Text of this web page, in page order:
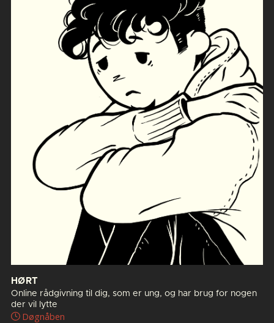
HØRT
Online rådgivning til dig, som er ung, og har brug for nogen
der vil lytte
Døgnåben